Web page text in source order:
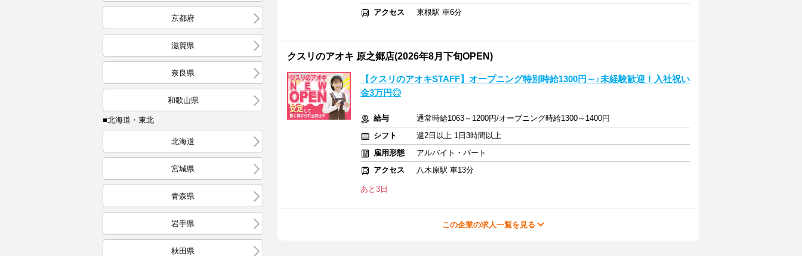
京都府
滋賀県
奈良県
和歌山県
■北海道・東北
北海道
宮城県
青森県
岩手県
秋田県
アクセス
東根駅 車6分
クスリのアオキ 原之郷店(2026年8月下旬OPEN)
【クスリのアオキSTAFF】オープニング特別時給1300円～♪未経験歓迎！入社祝い
金3万円◎
給与
通常時給1063～1200円/オープニング時給1300～1400円
シフト
週2日以上 1日3時間以上
雇用形態
アルバイト・パート
アクセス
八木原駅 車13分
あと3日
この企業の求人一覧を見る